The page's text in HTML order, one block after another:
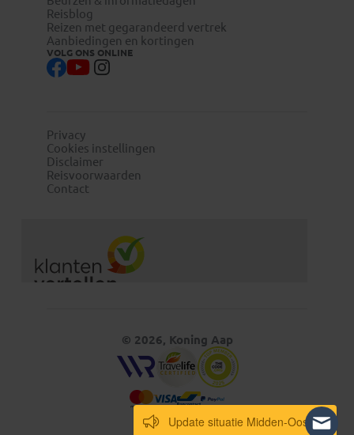
Reisblog
Reizen met gegarandeerd vertrek
Aanbiedingen en kortingen
VOLG ONS ONLINE
Privacy
Cookies instellingen
Disclaimer
Reisvoorwaarden
Contact
© 2026, Koning Aap
Update situatie Midden-Oosten